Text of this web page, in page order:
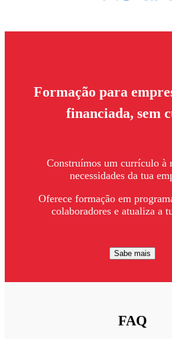
Formação para
financiada, sem
Construímos um currículo à
necessidades da tua
Oferece formação em
colaboradores e atualiza a
Sabe mais
FAQ